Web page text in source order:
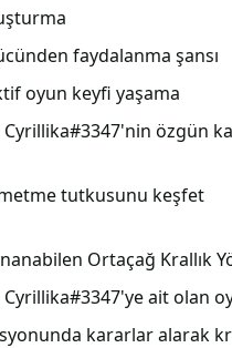
faydalanma şansı
oyun keyfi yaşama
özgün
tutkusunu keşfet
Ortaçağ Krallık
ait olan
kararlar alarak